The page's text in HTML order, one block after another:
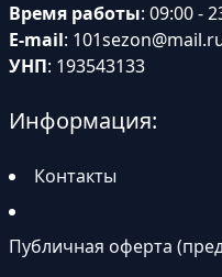
Время работы: 09:00 -
E-mail:
УНП: 193543133
Информация:
Контакты
Публичная оферта